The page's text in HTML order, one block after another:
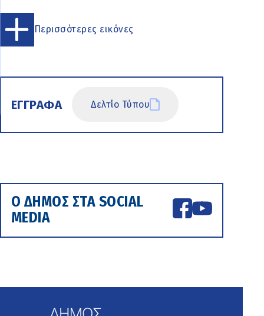
Περισσότερες εικόνες
ΕΓΓΡΑΦΑ Δελτίο Τύπου
Ο ΔΗΜΟΣ ΣΤΑ SOCIAL
MEDIA